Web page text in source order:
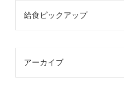
給食ピックアップ
アーカイブ